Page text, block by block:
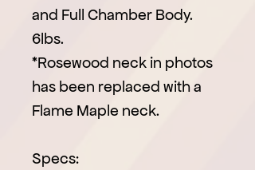
and Full Chamber Body.
6lbs.
*Rosewood neck in photos
has been replaced with a
Flame Maple neck.
Specs: